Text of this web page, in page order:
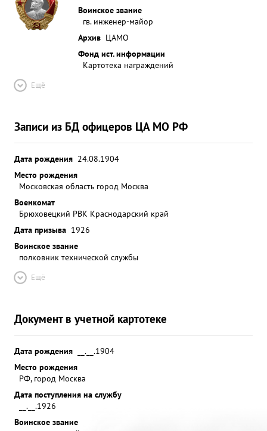
Воинское звание
гв. инженер-майор
Архив ЦАМО
Фонд ист. информации
Картотека награждений
Ещё
Записи из БД офицеров ЦА МО РФ
Дата рождения 24.08.1904
Место рождения
Московская область город Москва
Военкомат
Брюховецкий РВК Краснодарский край
Дата призыва 1926
Воинское звание
полковник технической службы
Ещё
Документ в учетной картотеке
Дата рождения
__.__.1904
Место рождения
РФ, город Москва
Дата поступления на службу
__.__.1926
Воинское звание